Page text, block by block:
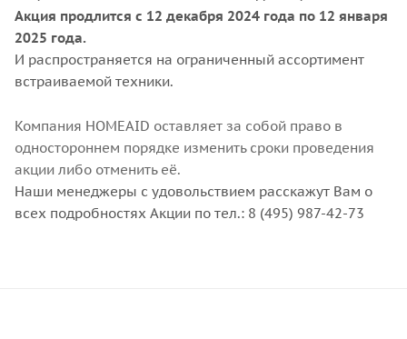
Акция продлится с 12 декабря 2024 года по 12 января
2025 года.
И распространяется на ограниченный ассортимент
встраиваемой техники.
Компания HOMEAID оставляет за собой право в
одностороннем порядке изменить сроки проведения
акции либо отменить её.
Наши менеджеры с удовольствием расскажут Вам о
всех подробностях Акции по тел.: 8 (495) 987-42-73